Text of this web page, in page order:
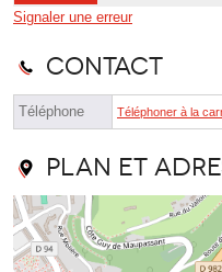
Signaler une erreur
Contact
Téléphone Téléphoner à la
Plan et